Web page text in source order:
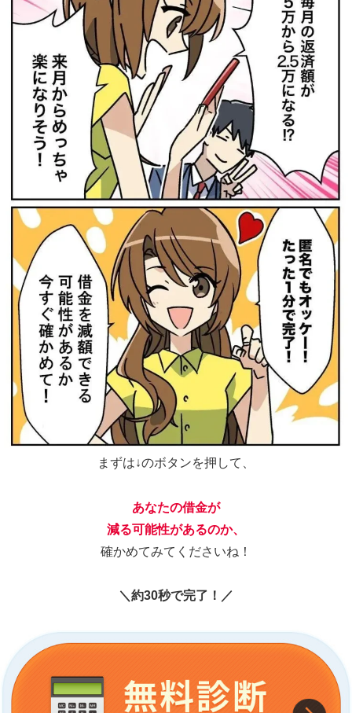
まずは↓のボタンを押して、
あなたの借金が
減る可能性があるのか、
確かめてみてくださいね！
＼約30秒で完了！／